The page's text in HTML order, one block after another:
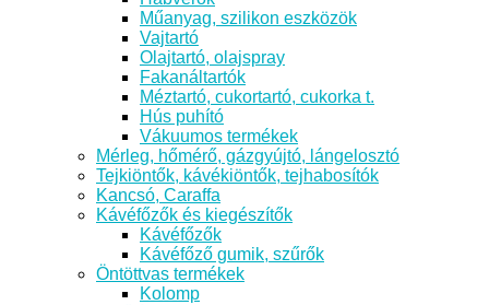
Műanyag, szilikon eszközök
Vajtartó
Olajtartó, olajspray
Fakanáltartók
Méztartó, cukortartó, cukorka t.
Hús puhító
Vákuumos termékek
Mérleg, hőmérő, gázgyújtó, lángelosztó
Tejkiöntők, kávékiöntők, tejhabosítók
Kancsó, Caraffa
Kávéfőzők és kiegészítők
Kávéfőzők
Kávéfőző gumik, szűrők
Öntöttvas termékek
Kolomp